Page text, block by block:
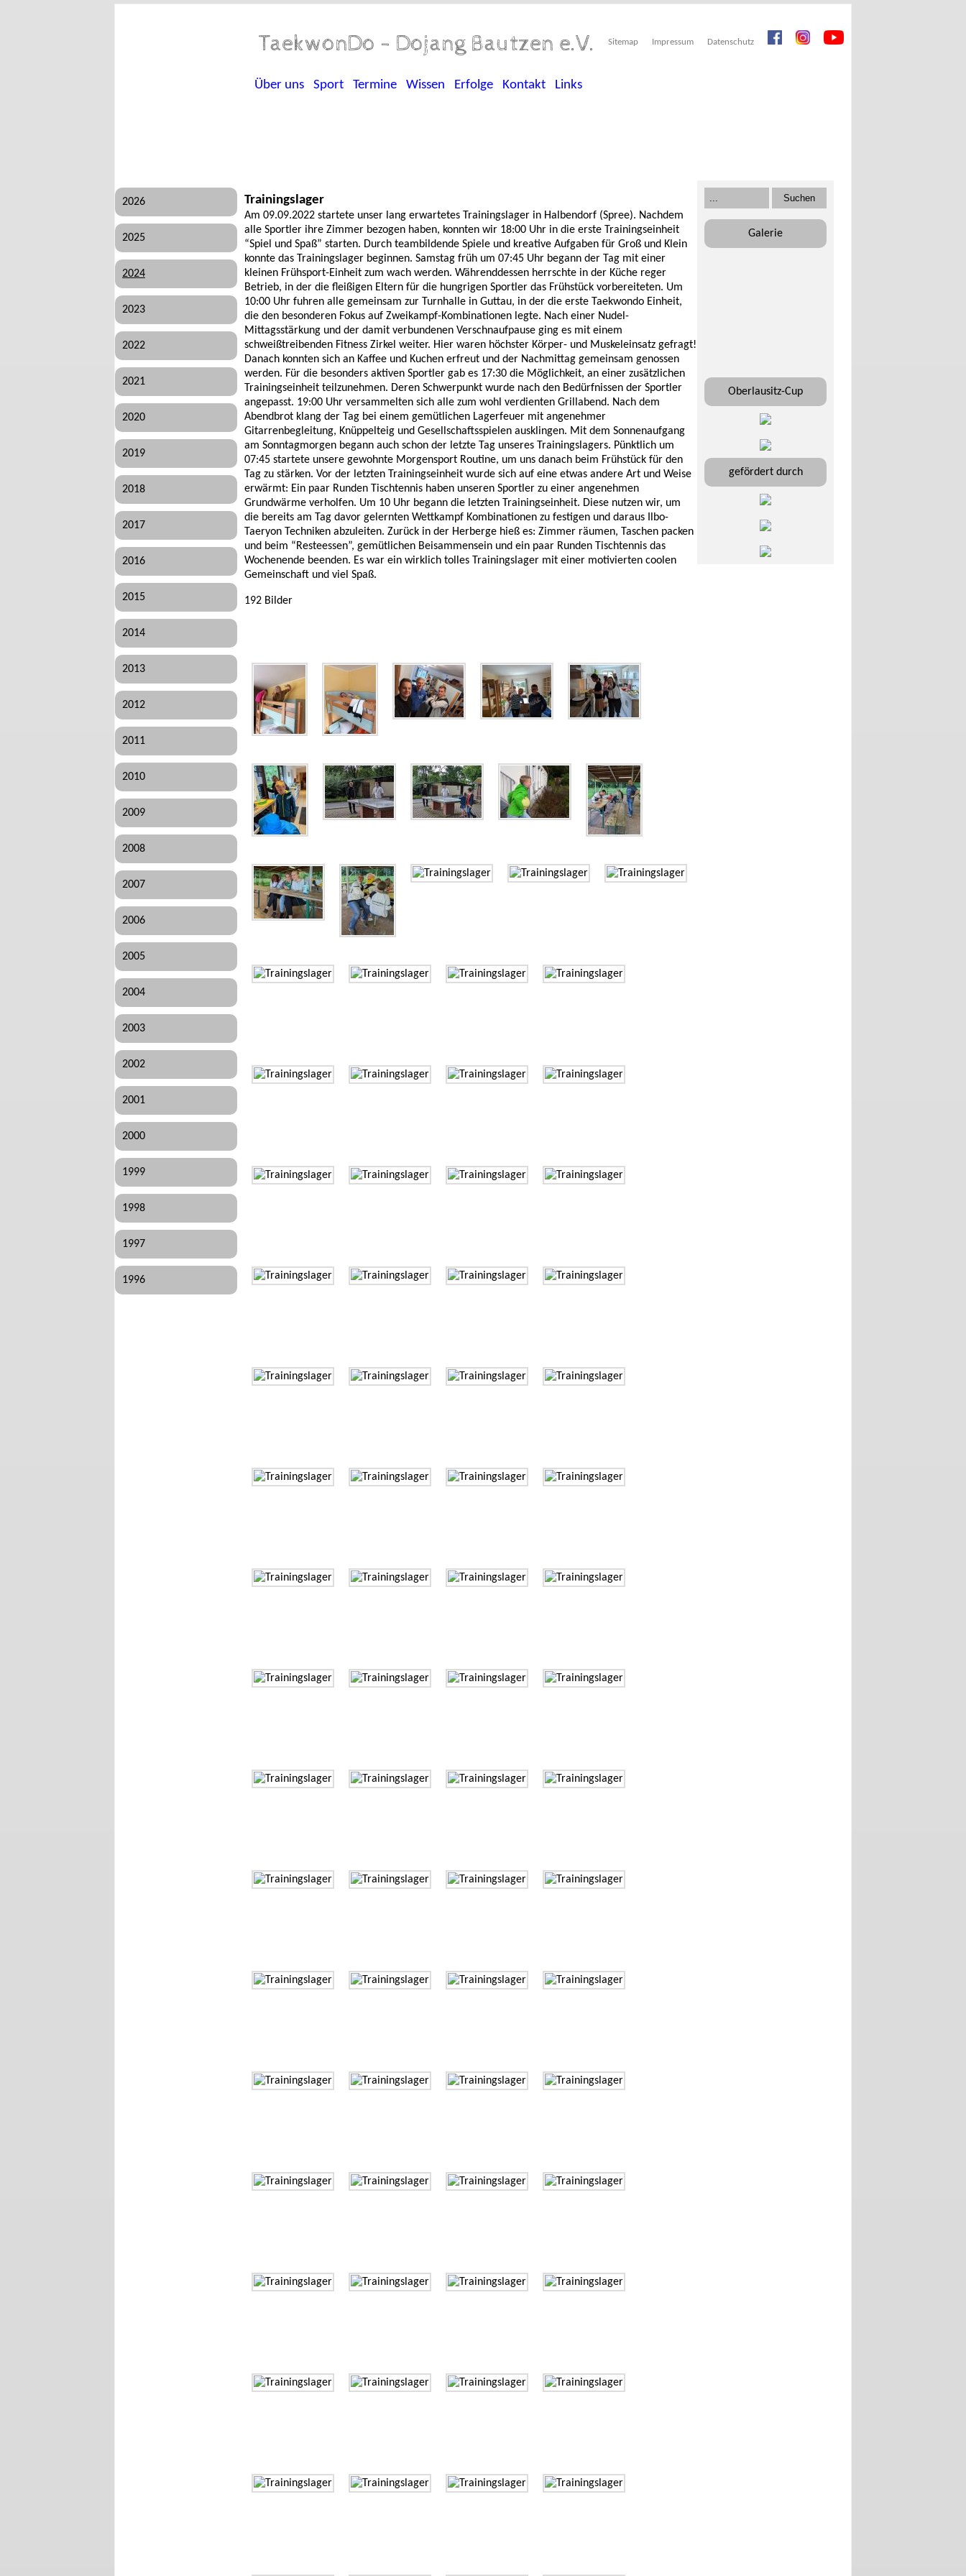
TaekwonDo - Dojang Bautzen e.V. Sitemap Impressum Datenschutz
Über uns Sport Termine Wissen Erfolge Kontakt Links
2026
2025
2024
2023
2022
2021
2020
2019
2018
2017
2016
2015
2014
2013
2012
2011
2010
2009
2008
2007
2006
2005
2004
2003
2002
2001
2000
1999
1998
1997
1996
Trainingslager
Am 09.09.2022 startete unser lang erwartetes Trainingslager in Halbendorf (Spree). Nachdem
alle Sportler ihre Zimmer bezogen haben, konnten wir 18:00 Uhr in die erste Trainingseinheit
“Spiel und Spaß” starten. Durch teambildende Spiele und kreative Aufgaben für Groß und Klein
konnte das Trainingslager beginnen. Samstag früh um 07:45 Uhr begann der Tag mit einer
kleinen Frühsport-Einheit zum wach werden. Währenddessen herrschte in der Küche reger
Betrieb, in der die fleißigen Eltern für die hungrigen Sportler das Frühstück vorbereiteten. Um
10:00 Uhr fuhren alle gemeinsam zur Turnhalle in Guttau, in der die erste Taekwondo Einheit,
die den besonderen Fokus auf Zweikampf-Kombinationen legte. Nach einer Nudel-
Mittagsstärkung und der damit verbundenen Verschnaufpause ging es mit einem
schweißtreibenden Fitness Zirkel weiter. Hier waren höchster Körper- und Muskeleinsatz gefragt!
Danach konnten sich an Kaffee und Kuchen erfreut und der Nachmittag gemeinsam genossen
werden. Für die besonders aktiven Sportler gab es 17:30 die Möglichkeit, an einer zusätzlichen
Trainingseinheit teilzunehmen. Deren Schwerpunkt wurde nach den Bedürfnissen der Sportler
angepasst. 19:00 Uhr versammelten sich alle zum wohl verdienten Grillabend. Nach dem
Abendbrot klang der Tag bei einem gemütlichen Lagerfeuer mit angenehmer
Gitarrenbegleitung, Knüppelteig und Gesellschaftsspielen ausklingen. Mit dem Sonnenaufgang
am Sonntagmorgen begann auch schon der letzte Tag unseres Trainingslagers. Pünktlich um
07:45 startete unsere gewohnte Morgensport Routine, um uns danach beim Frühstück für den
Tag zu stärken. Vor der letzten Trainingseinheit wurde sich auf eine etwas andere Art und Weise
erwärmt: Ein paar Runden Tischtennis haben unseren Sportler zu einer angenehmen
Grundwärme verholfen. Um 10 Uhr begann die letzten Trainingseinheit. Diese nutzen wir, um
die bereits am Tag davor gelernten Wettkampf Kombinationen zu festigen und daraus Ilbo-
Taeryon Techniken abzuleiten. Zurück in der Herberge hieß es: Zimmer räumen, Taschen packen
und beim “Resteessen”, gemütlichen Beisammensein und ein paar Runden Tischtennis das
Wochenende beenden. Es war ein wirklich tolles Trainingslager mit einer motivierten coolen
Gemeinschaft und viel Spaß.
192 Bilder
Galerie
Oberlausitz-Cup
gefördert durch